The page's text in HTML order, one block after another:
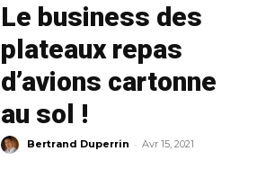
Le business des
plateaux repas
d’avions cartonne
au sol !
Bertrand Duperrin - Avr 15, 2021